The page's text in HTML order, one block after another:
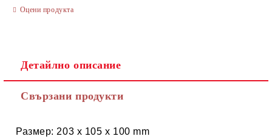
Оцени продукта
Детайлно описание
Свързани продукти
Размер: 203 x 105 x 100 mm